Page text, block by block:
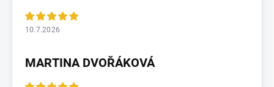
10.7.2026
MARTINA DVOŘÁKOVÁ